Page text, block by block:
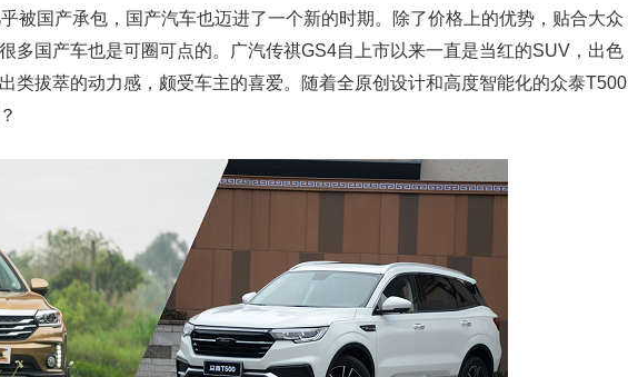
被国产承包，国产汽车也迈进了一个新的时期。除了价格上的优势，贴合大众
多国产车也是可圈可点的。广汽传祺GS4自上市以来一直是当红的SUV，出色
类拔萃的动力感，颇受车主的喜爱。随着全原创设计和高度智能化的众泰T500